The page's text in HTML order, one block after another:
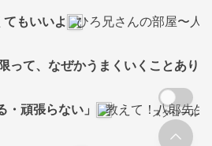
てもいいよ ひろ兄さんの部屋〜人
って、なぜかうまくいくことあり
頑張らない」 教えて！八郎先生
スクロール